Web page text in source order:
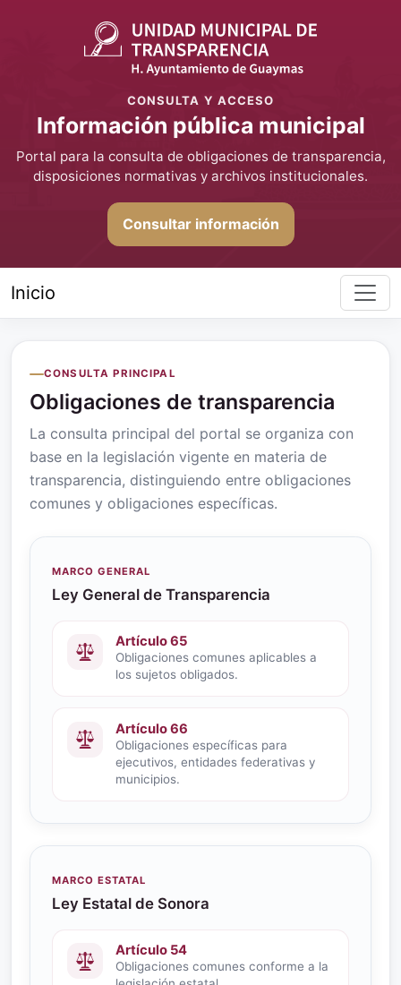
CONSULTA Y ACCESO
Información pública municipal
Portal para la consulta de obligaciones de transparencia,
disposiciones normativas y archivos institucionales.
Consultar información
Inicio
CONSULTA PRINCIPAL
Obligaciones de transparencia
La consulta principal del portal se organiza con
base en la legislación vigente en materia de
transparencia, distinguiendo entre obligaciones
comunes y obligaciones específicas.
MARCO GENERAL
Ley General de Transparencia
Artículo 65
Obligaciones comunes aplicables a
los sujetos obligados.
Artículo 66
Obligaciones específicas para
ejecutivos, entidades federativas y
municipios.
MARCO ESTATAL
Ley Estatal de Sonora
Artículo 54
Obligaciones comunes conforme a la